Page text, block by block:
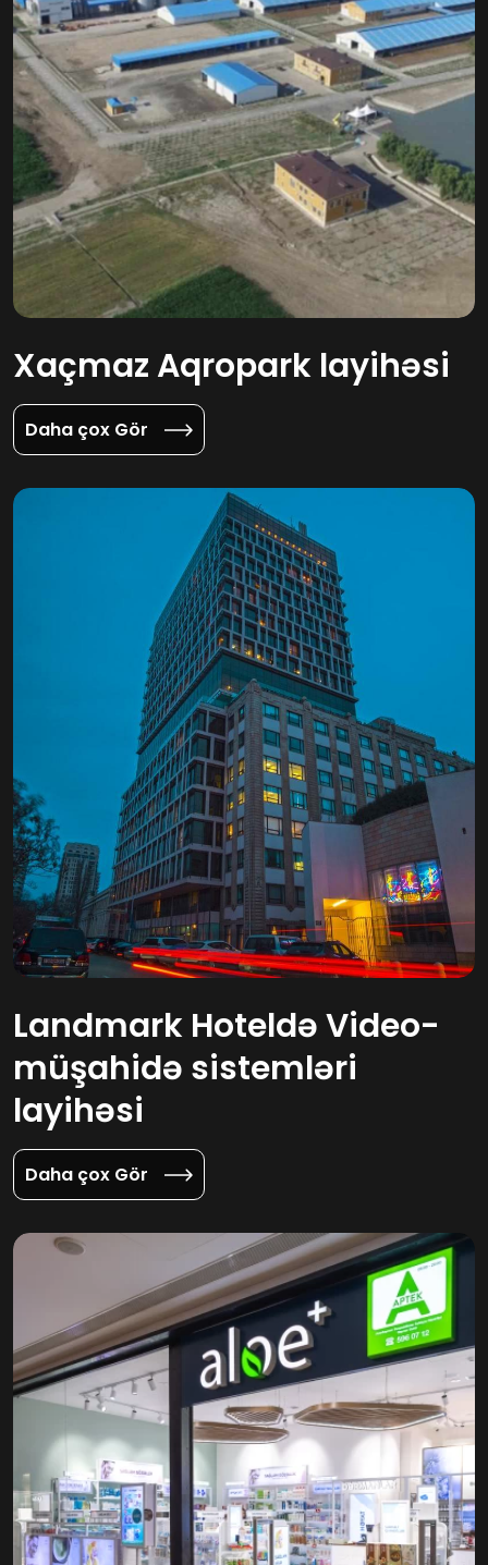
Xaçmaz Aqropark layihəsi
Daha çox Gör
Landmark Hoteldə Video-
müşahidə sistemləri
layihəsi
Daha çox Gör